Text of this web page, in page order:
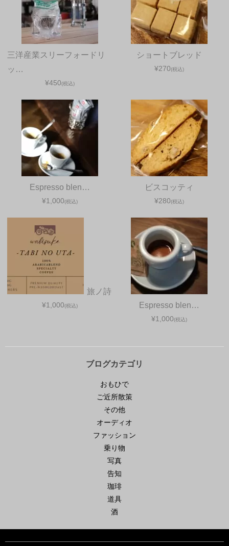
三洋産業スリーフォードリ
ッ…
¥450(税込)
ショートブレッド
¥270(税込)
Espresso blen…
¥1,000(税込)
ビスコッティ
¥280(税込)
旅ノ詩
¥1,000(税込) Espresso blen…
¥1,000(税込)
ブログカテゴリ
おもひで
ご近所散策
その他
オーディオ
ファッション
乗り物
写真
告知
珈琲
道具
酒